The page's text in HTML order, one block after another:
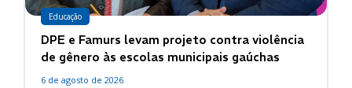
Educação
DPE e Famurs levam projeto contra violência
de gênero às escolas municipais gaúchas
6 de agosto de 2026